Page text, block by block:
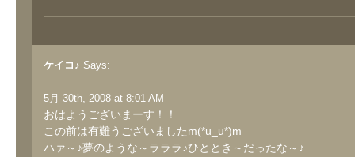
ケイコ♪ Says:
5月 30th, 2008 at 8:01 AM
おはようございまーす！！
この前は有難うございましたm(*u_u*)m
ハァ～♪夢のような～ラララ♪ひととき～だったな～♪